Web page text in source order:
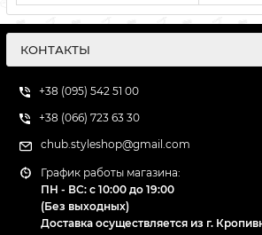
КОНТАКТЫ
+38 (095) 542 51 00
+38 (066) 723 63 30
chub.styleshop@gmail.com
График работы магазина:
ПН - ВС: с 10:00 до 19:00
(Без выходных)
Доставка осуществляется из г.